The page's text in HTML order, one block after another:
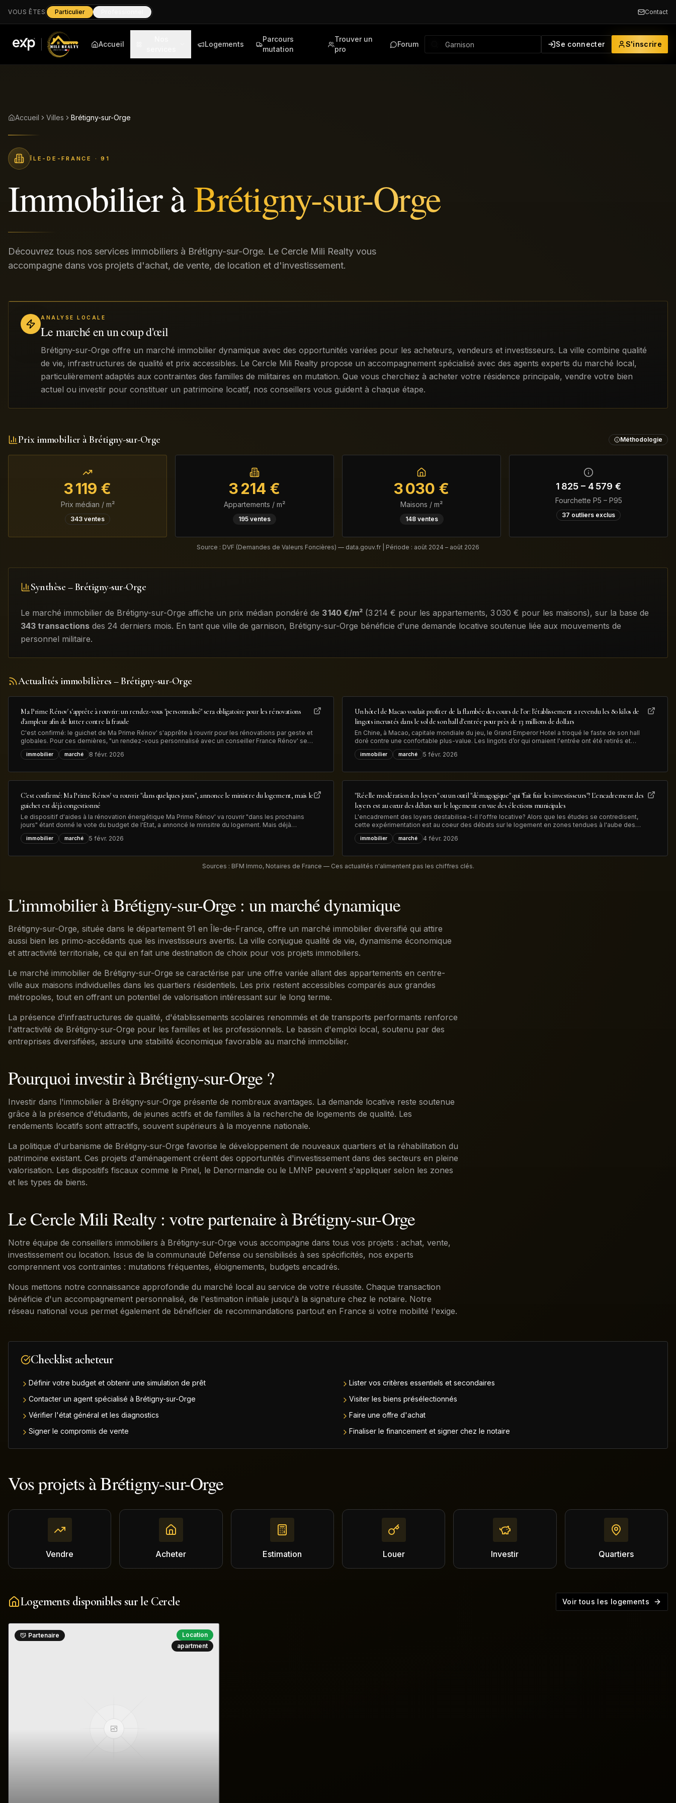
VOUS ÊTES Particulier Contact
Accueil Logements
Parcours
mutation
Trouver un
pro
Forum Se connecter S'inscrire
Accueil Villes Brétigny-sur-Orge
ÎLE-DE-FRANCE · 91
Immobilier àBrétigny-sur-Orge
Découvrez tous nos services immobiliers à Brétigny-sur-Orge. Le Cercle Mili Realty vous
accompagne dans vos projets d'achat, de vente, de location et d'investissement.
ANALYSE LOCALE
Le marché en un coup d'œil
Brétigny-sur-Orge offre un marché immobilier dynamique avec des opportunités variées pour les acheteurs, vendeurs et investisseurs. La ville combine qualité
de vie, infrastructures de qualité et prix accessibles. Le Cercle Mili Realty propose un accompagnement spécialisé avec des agents experts du marché local,
particulièrement adaptés aux contraintes des familles de militaires en mutation. Que vous cherchiez à acheter votre résidence principale, vendre votre bien
actuel ou investir pour constituer un patrimoine locatif, nos conseillers vous guident à chaque étape.
Prix immobilier à Brétigny-sur-Orge Méthodologie
3 119 €
Prix médian / m²
343 ventes
3 214 €
Appartements / m²
195 ventes
3 030 €
Maisons / m²
148ventes
1 825 – 4 579 €
Fourchette P5 – P95
37 outliers exclus
Source : DVF (Demandes de Valeurs Foncières) — data.gouv.fr | Période : août 2024 – août 2026
Synthèse –Brétigny-sur-Orge
Le marché immobilier de Brétigny-sur-Orge affiche un prix médian pondéré de 3 140 €/m² (3 214 € pour les appartements, 3 030 € pour les maisons), sur la base de
343 transactions des 24 derniers mois. En tant que ville de garnison, Brétigny-sur-Orge bénéficie d'une demande locative soutenue liée aux mouvements de
personnel militaire.
Actualités immobilières – Brétigny-sur-Orge
Ma Prime Rénov' s'apprête à rouvrir: un rendez-vous "personnalisé" sera obligatoire pour les rénovations
d'ampleur afin de lutter contre la fraude
C'est confirmé: le guichet de Ma Prime Rénov' s'apprête à rouvrir pour les rénovations par geste et
globales. Pour ces dernières, "un rendez-vous personnalisé avec un conseiller France Rénov' sera
désormais obligatoire" avant le dépôt de la demande d'aide MaPrimeRénov', précise le
gouvernement, dans
immobilier marché 8 févr. 2026
Un hôtel de Macao voulait profiter de la flambée des cours de l'or: l'établissement a revendu les 80 kilos de
lingots incrustés dans le sol de son hall d'entrée pour près de 13 millions de dollars
En Chine, à Macao, capitale mondiale du jeu, le Grand Emperor Hotel a troqué le faste de son hall
doré contre une confortable plus-value. Les lingots d’or qui ornaient l'entrée ont été retirés et
vendus pour 13 millions de dollars illustrant à la fois la hausse du métal précieux et la
transformation
immobilier marché 5 févr. 2026
C'est confirmé: Ma Prime Rénov' va rouvrir "dans quelques jours", annonce le ministre du logement, mais le
guichet est déjà congestionné
Le dispositif d'aides à la rénovation énergétique Ma Prime Rénov' va rouvrir "dans les prochains
jours" étant donné le vote du budget de l'Etat, a annoncé le minsitre du logement. Mais déjà
83.000 dossiers, déposés en 2025, sont en attente de traitement, ce qui devrait limiter les
nouvelles demandes
immobilier marché 5 févr. 2026
"Réelle modération des loyers" ou un outil "démagogique" qui "fait fuir les investisseurs"? L'encadrement des
loyers est au cœur des débats sur le logement en vue des élections municipales
L'encadrement des loyers destabilise-t-il l'offre locative? Alors que les études se contredisent,
cette expérimentation est au coeur des débats sur le logement en zones tendues à l'aube des
élections municipales de mars prochain.
immobilier marché 4 févr. 2026
Sources : BFM Immo, Notaires de France — Ces actualités n'alimentent pas les chiffres clés.
L'immobilier à Brétigny-sur-Orge : un marché dynamique
Brétigny-sur-Orge, située dans le département 91 en Île-de-France, offre un marché immobilier diversifié qui attire
aussi bien les primo-accédants que les investisseurs avertis. La ville conjugue qualité de vie, dynamisme économique
et attractivité territoriale, ce qui en fait une destination de choix pour vos projets immobiliers.
Le marché immobilier de Brétigny-sur-Orge se caractérise par une offre variée allant des appartements en centre-
ville aux maisons individuelles dans les quartiers résidentiels. Les prix restent accessibles comparés aux grandes
métropoles, tout en offrant un potentiel de valorisation intéressant sur le long terme.
La présence d'infrastructures de qualité, d'établissements scolaires renommés et de transports performants renforce
l'attractivité de Brétigny-sur-Orge pour les familles et les professionnels. Le bassin d'emploi local, soutenu par des
entreprises diversifiées, assure une stabilité économique favorable au marché immobilier.
Pourquoi investir à Brétigny-sur-Orge ?
Investir dans l'immobilier à Brétigny-sur-Orge présente de nombreux avantages. La demande locative reste soutenue
grâce à la présence d'étudiants, de jeunes actifs et de familles à la recherche de logements de qualité. Les
rendements locatifs sont attractifs, souvent supérieurs à la moyenne nationale.
La politique d'urbanisme de Brétigny-sur-Orge favorise le développement de nouveaux quartiers et la réhabilitation du
patrimoine existant. Ces projets d'aménagement créent des opportunités d'investissement dans des secteurs en pleine
valorisation. Les dispositifs fiscaux comme le Pinel, le Denormandie ou le LMNP peuvent s'appliquer selon les zones
et les types de biens.
Le Cercle Mili Realty : votre partenaire à Brétigny-sur-Orge
Notre équipe de conseillers immobiliers à Brétigny-sur-Orge vous accompagne dans tous vos projets : achat, vente,
investissement ou location. Issus de la communauté Défense ou sensibilisés à ses spécificités, nos experts
comprennent vos contraintes : mutations fréquentes, éloignements, budgets encadrés.
Nous mettons notre connaissance approfondie du marché local au service de votre réussite. Chaque transaction
bénéficie d'un accompagnement personnalisé, de l'estimation initiale jusqu'à la signature chez le notaire. Notre
réseau national vous permet également de bénéficier de recommandations partout en France si votre mobilité l'exige.
Checklist acheteur
Définir votre budget et obtenir une simulation de prêt
Lister vos critères essentiels et secondaires
Contacter un agent spécialisé à Brétigny-sur-Orge
Visiter les biens présélectionnés
Vérifier l'état général et les diagnostics
Faire une offre d'achat
Signer le compromis de vente
Finaliser le financement et signer chez le notaire
Vos projets àBrétigny-sur-Orge
Vendre Acheter Estimation Louer Investir Quartiers
Logements disponibles sur le Cercle Voir tous les logements
Partenaire
Location
apartment